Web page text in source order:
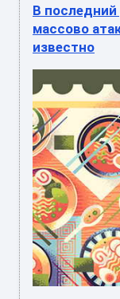
В
массово
известно